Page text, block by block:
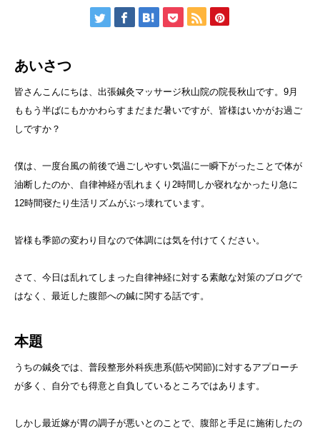
あいさつ
皆さんこんにちは、出張鍼灸マッサージ秋山院の院長秋山です。9月
ももう半ばにもかかわらすまだまだ暑いですが、皆様はいかがお過ご
しですか？
僕は、一度台風の前後で過ごしやすい気温に一瞬下がったことで体が
油断したのか、自律神経が乱れまくり2時間しか寝れなかったり急に
12時間寝たり生活リズムがぶっ壊れています。
皆様も季節の変わり目なので体調には気を付けてください。
さて、今日は乱れてしまった自律神経に対する素敵な対策のブログで
はなく、最近した腹部への鍼に関する話です。
本題
うちの鍼灸では、普段整形外科疾患系(筋や関節)に対するアプローチ
が多く、自分でも得意と自負しているところではあります。
しかし最近嫁が胃の調子が悪いとのことで、腹部と手足に施術したの